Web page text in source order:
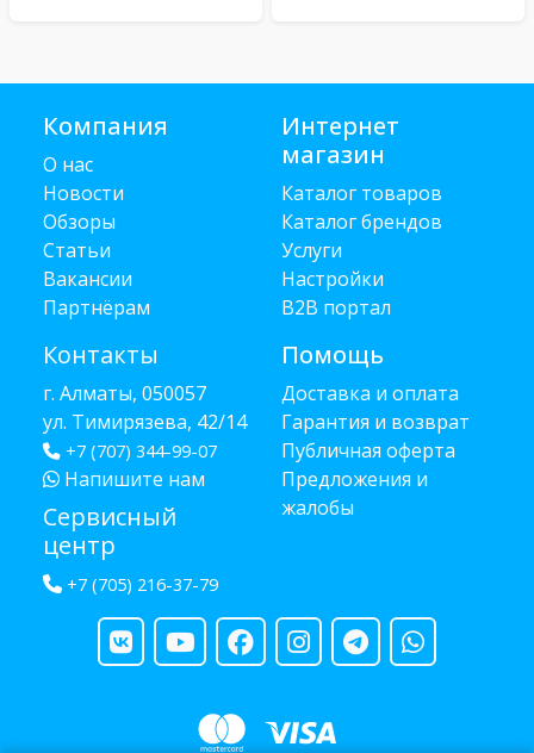
Компания
О нас
Новости
Обзоры
Статьи
Вакансии
Партнёрам
Контакты
г. Алматы, 050057
ул. Тимирязева, 42/14
+7 (707) 344-99-07
Напишите нам
Сервисный
центр
+7 (705) 216-37-79
Интернет
магазин
Каталог товаров
Каталог брендов
Услуги
Настройки
B2B портал
Помощь
Доставка и оплата
Гарантия и возврат
Публичная оферта
Предложения и
жалобы